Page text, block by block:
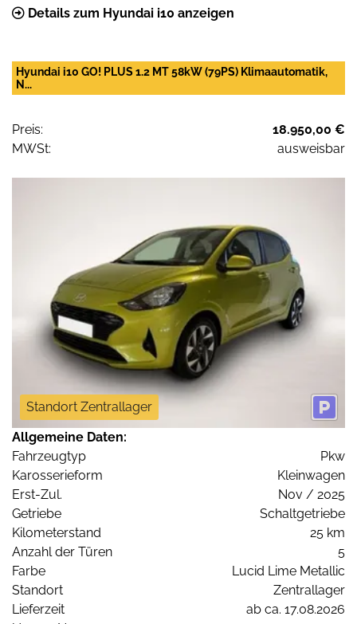
Details zum Hyundai i10 anzeigen
Hyundai i10 GO! PLUS 1.2 MT 58kW (79PS) Klimaautomatik,
N...
Preis:
18.950,00 €
MWSt:
ausweisbar
Standort Zentrallager
Allgemeine Daten:
Fahrzeugtyp
Pkw
Karosserieform
Kleinwagen
Erst-Zul.
Nov / 2025
Getriebe
Schaltgetriebe
Kilometerstand
25 km
Anzahl der Türen
5
Farbe
Lucid Lime Metallic
Standort
Zentrallager
Lieferzeit
ab ca. 17.08.2026